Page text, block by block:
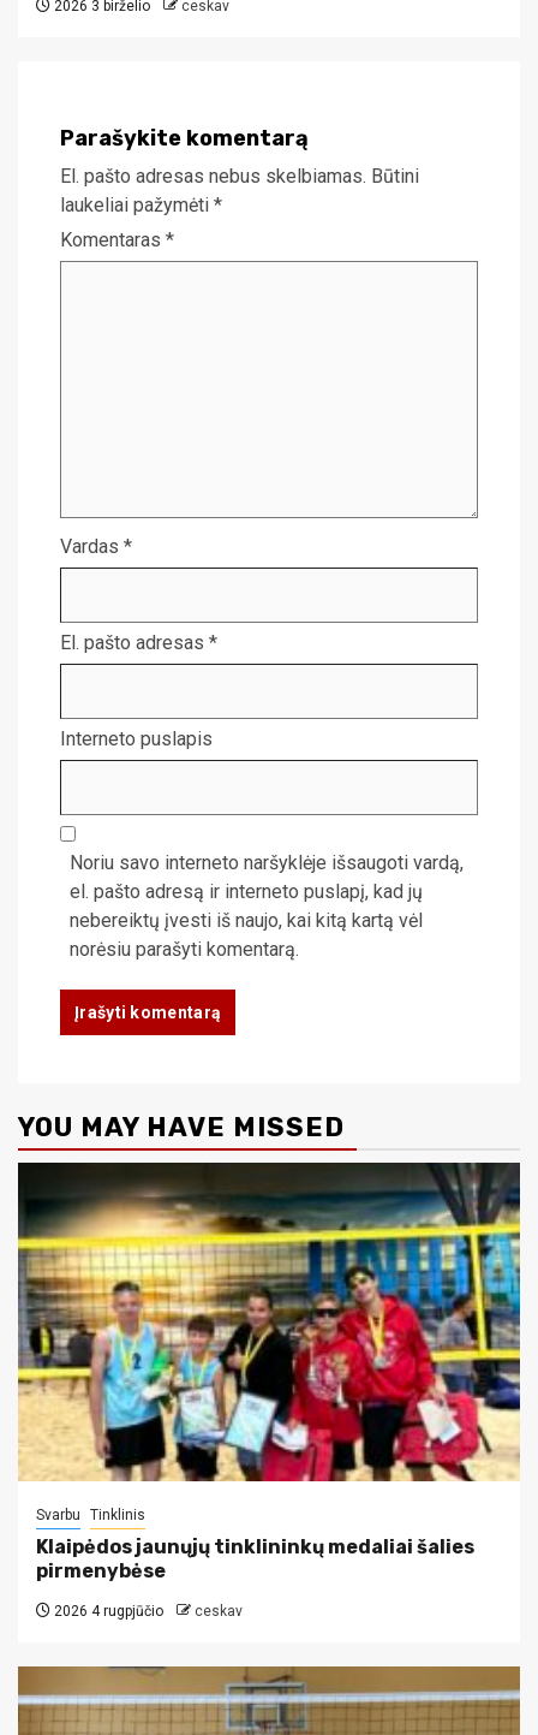
2026 3 birželio ceskav
Parašykite komentarą
El. pašto adresas nebus skelbiamas. Būtini
laukeliai pažymėti *
Komentaras *
Vardas *
El. pašto adresas *
Interneto puslapis
Noriu savo interneto naršyklėje išsaugoti vardą,
el. pašto adresą ir interneto puslapį, kad jų
nebereiktų įvesti iš naujo, kai kitą kartą vėl
norėsiu parašyti komentarą.
YOU MAY HAVE MISSED
Svarbu Tinklinis
Klaipėdos jaunųjų tinklininkų medaliai šalies
pirmenybėse
2026 4 rugpjūčio ceskav